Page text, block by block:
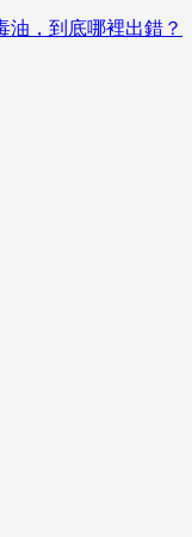
油，到底哪裡出錯？